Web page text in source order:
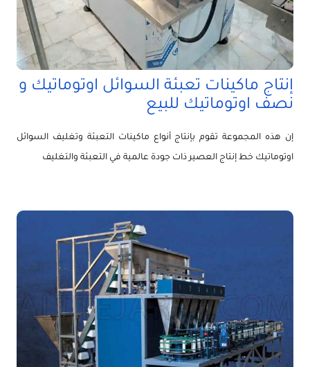
إنتاج ماكينات تعبئة السوائل اوتوماتيك و
نصف اوتوماتيك للبيع
إن هذه المجموعة تقوم بإنتاج أنواع ماكينات التعبئة وتغليف السوائل
اوتوماتيك خط إنتاج العصير ذات جودة عالمية في التعبئة والتغليف